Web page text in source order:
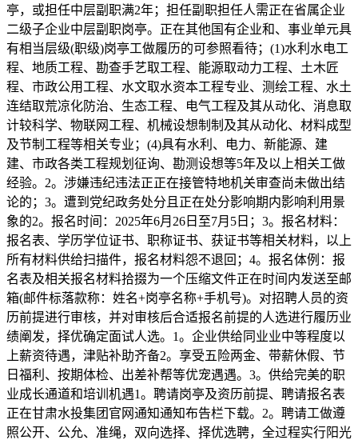
亭，或担任中层副职满2年；担任副职担任人需正在省属企业
二级子企业中层副职岗亭。正在其他国有企业和、事业单元具
有相当层级(职级)岗亭工做履历的可参照看待；(1)水利水电工
程、地质工程、勘查手艺取工程、能源取动力工程、土木匠
程、市政公用工程、水文取水资本工程专业、测绘工程、水土
连结取荒凉化防治、生态工程、电气工程及其从动化、消息取
计较科学、物联网工程、机械设想制制及其从动化、材料成型
及节制工程等相关专业；(4)具有水利、电力、新能源、建
建、市政各类工程规划征询、勘测设想等5年及以上相关工做
经验。2。涉嫌违纪违法正正在接管特地机关审查尚未做出结
论的；3。遭到党纪政务处分且正在处分影响期内影响利用景
象的2。报名时间：2025年6月26日至7月5日；3。报名材料：
报名表、学历学位证书、职称证书、获证书等相关材料，以上
所有材料供给扫描件，报名材料怨不退回；4。报名体例：报
名表及相关报名材料拾掇为一个压缩文件正在时间内发送至邮
箱(邮件标落款称：姓名+岗亭名称+手机号)。对招聘人员的资
历前提进行审核，并对审核后合适报名前提的人选进行履历业
绩阐发，择优确定面试人选。1。企业供给同业业中等程度以
上薪资待遇，津贴补助齐备2。享受五险两金、带薪休假、节
日福利、按期体检、出差补帮等优宠遇遇。3。供给完美的职
业成长通道和培训机遇1。聘请岗亭及资历前提、聘请报名表
正在甘肃水投集团官网通知通知布告栏下载。2。聘请工做遵
照公开、公允、准绳，双向选择、择优选聘，全过程实行阳光